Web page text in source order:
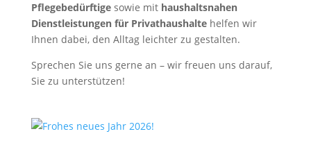
Pflegebedürftigesowie mit haushaltsnahen
Dienstleistungen für Privathaushaltehelfen wir
Ihnen dabei, den Alltag leichter zu gestalten.
Sprechen Sie uns gerne an – wir freuen uns darauf,
Sie zu unterstützen!